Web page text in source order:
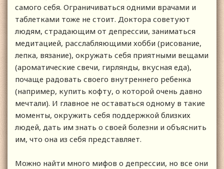
самого себя. Ограничиваться одними врачами и
таблетками тоже не стоит. Доктора советуют
людям, страдающим от депрессии, заниматься
медитацией, расслабляющими хобби (рисование,
лепка, вязание), окружать себя приятными вещами
(ароматические свечи, гирлянды, вкусная еда),
почаще радовать своего внутреннего ребенка
(например, купить кофту, о которой очень давно
мечтали). И главное не оставаться одному в такие
моменты, окружить себя поддержкой близких
людей, дать им знать о своей болезни и объяснить
им, что она из себя представляет.
Можно найти много мифов о депрессии, но все они